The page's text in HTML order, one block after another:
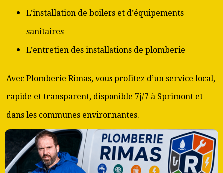
L’installation de boilers et d’équipements
sanitaires
L’entretien des installations de plomberie
Avec Plomberie Rimas, vous profitez d’un service local,
rapide et transparent, disponible 7j/7 à Sprimont et
dans les communes environnantes.